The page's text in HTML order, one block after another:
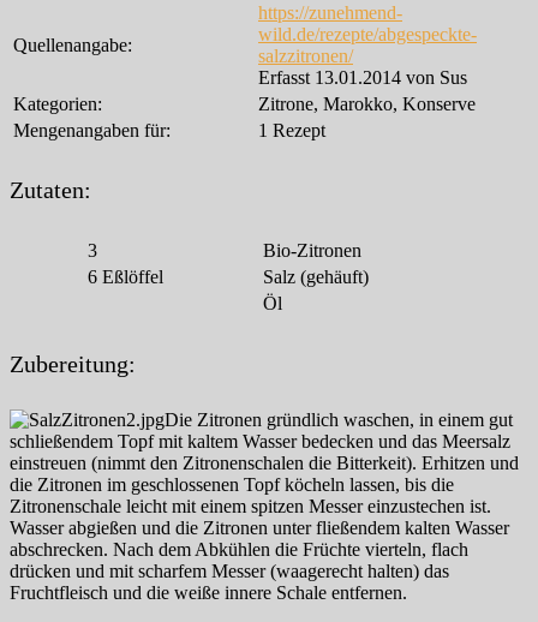
Quellenangabe:
https://zunehmend-
wild.de/rezepte/abgespeckte-
salzzitronen/
Erfasst 13.01.2014 von Sus
Kategorien:
Zitrone, Marokko, Konserve
Mengenangaben für:
1 Rezept
Zutaten:
3
Bio-Zitronen
6 Eßlöffel
Salz (gehäuft)
Öl
Zubereitung:
Die Zitronen gründlich waschen, in einem gut
schließendem Topf mit kaltem Wasser bedecken und das Meersalz
einstreuen (nimmt den Zitronenschalen die Bitterkeit). Erhitzen und
die Zitronen im geschlossenen Topf köcheln lassen, bis die
Zitronenschale leicht mit einem spitzen Messer einzustechen ist.
Wasser abgießen und die Zitronen unter fließendem kalten Wasser
abschrecken. Nach dem Abkühlen die Früchte vierteln, flach
drücken und mit scharfem Messer (waagerecht halten) das
Fruchtfleisch und die weiße innere Schale entfernen.